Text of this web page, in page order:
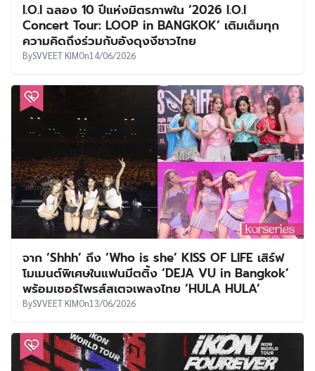
I.O.I ฉลอง 10 ปีแห่งมิตรภาพใน ‘2026 I.O.I
Concert Tour: LOOP in BANGKOK’ เติมเต็มทุก
ความคิดถึงร่วมกับอังดุงงีชาวไทย
BySVVEET KIMOn14/06/2026
จาก ‘Shhh’ ถึง ‘Who is she’ KISS OF LIFE เสิร์ฟ
โมเมนต์พิเศษในแฟนมีตติ้ง ‘DEJA VU in Bangkok’
พร้อมเซอร์ไพรส์สเตจเพลงไทย ‘HULA HULA’
BySVVEET KIMOn13/06/2026